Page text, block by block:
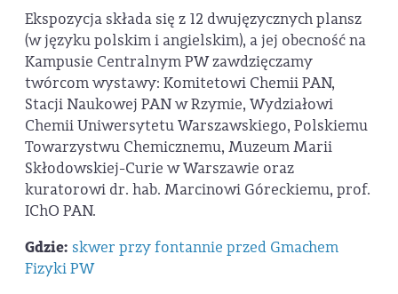
Ekspozycja składa się z 12 dwujęzycznych plansz
(w języku polskim i angielskim), a jej obecność na
Kampusie Centralnym PW zawdzięczamy
twórcom wystawy: Komitetowi Chemii PAN,
Stacji Naukowej PAN w Rzymie, Wydziałowi
Chemii Uniwersytetu Warszawskiego, Polskiemu
Towarzystwu Chemicznemu, Muzeum Marii
Skłodowskiej-Curie w Warszawie oraz
kuratorowi dr. hab. Marcinowi Góreckiemu, prof.
IChO PAN.
Gdzie: skwer przy fontannie przed Gmachem
Fizyki PW